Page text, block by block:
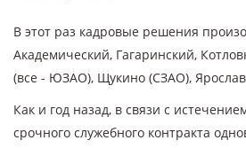
В этот раз кадровые решения
Академический, Гагаринский,
(все - ЮЗАО), Щукино (СЗАО),
Как и год назад, в связи с
срочного служебного контракта